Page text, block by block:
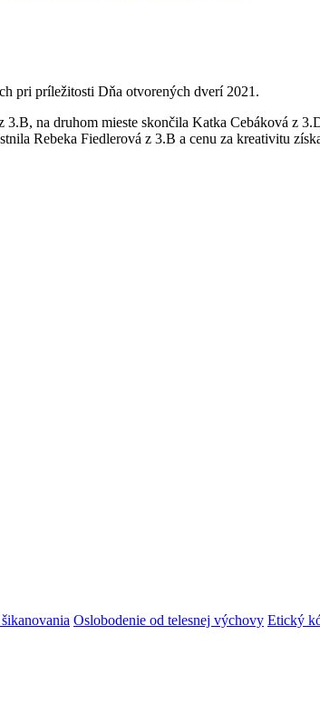
pri príležitosti Dňa otvorených dverí 2021.
na druhom mieste skončila Katka Cebáková z
Rebeka Fiedlerová z 3.B a cenu za kreativitu
Oslobodenie od telesnej výchovy Etický